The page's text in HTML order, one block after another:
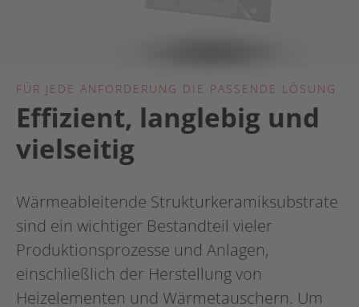
FÜR JEDE ANFORDERUNG DIE PASSENDE LÖSUNG
Effizient, langlebig und
vielseitig
Wärmeableitende Strukturkeramiksubstrate
sind ein wichtiger Bestandteil vieler
Produktionsprozesse und Anlagen,
einschließlich der Herstellung von
Heizelementen und Wärmetauschern. Um